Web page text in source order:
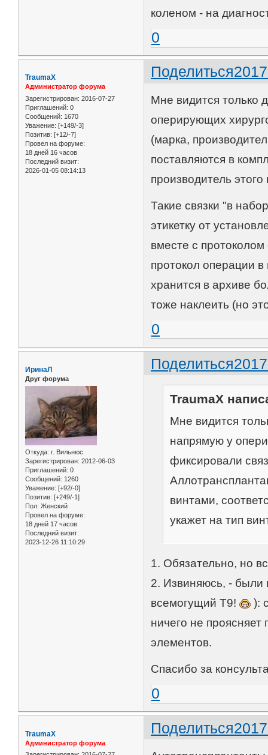
коленом - на
0
Поделиться
TraumaX
Администратор форума
Зарегистрирован: 2016-07-27
Приглашений: 0
Сообщений: 1670
Уважение: [+149/-3]
Позитив: [+12/-7]
Провел на форуме:
18 дней 16 часов
Последний визит:
2026-01-05 08:14:13
Мне видится только
оперирующих
(марка,
поставляются в
производитель
Такие связки "в
этикетку от
вместе с
протокол операции
хранится в архиве
тоже наклеить (но
0
Поделиться
ИринаЛ
Друг форума
Откуда: г. Вильнюс
Зарегистрирован: 2012-06-03
Приглашений: 0
Сообщений: 1260
Уважение: [+92/-0]
Позитив: [+249/-1]
Пол: Женский
Провел на форуме:
18 дней 17 часов
Последний визит:
2023-12-26 11:10:29
TraumaX
Мне видится
напрямую у
фиксировали
винтами,
укажет на тип
1. Обязательно, но
2. Извиняюсь, - были
всемогущий Т9!
):
ничего не
элементов.
Спасибо за
0
Поделиться
TraumaX
Администратор форума